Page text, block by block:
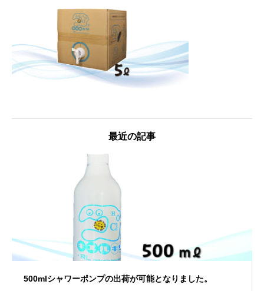
最近の記事
500mlシャワーポンプの出荷が可能となりました。